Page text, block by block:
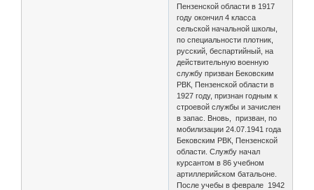
Пензенской области в 1917
году окончил 4 класса
сельской начальной школы,
по специальности плотник,
русский, беспартийный, на
действительную военную
службу призван Бековским
РВК, Пензенской области в
1927 году, признан годным к
строевой службы и зачислен
в запас. Вновь, призван, по
мобилизации 24.07.1941 года
Бековским РВК, Пензенской
области. Службу начал
курсантом в 86 учебном
артиллерийском батальоне.
После учебы в феврале 1942